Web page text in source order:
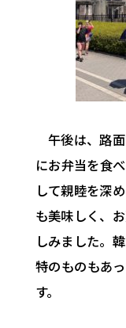
午後は、路
にお弁当を食べ
して親睦を深め
も美味しく、
しみました。
特のものもあっ
す。